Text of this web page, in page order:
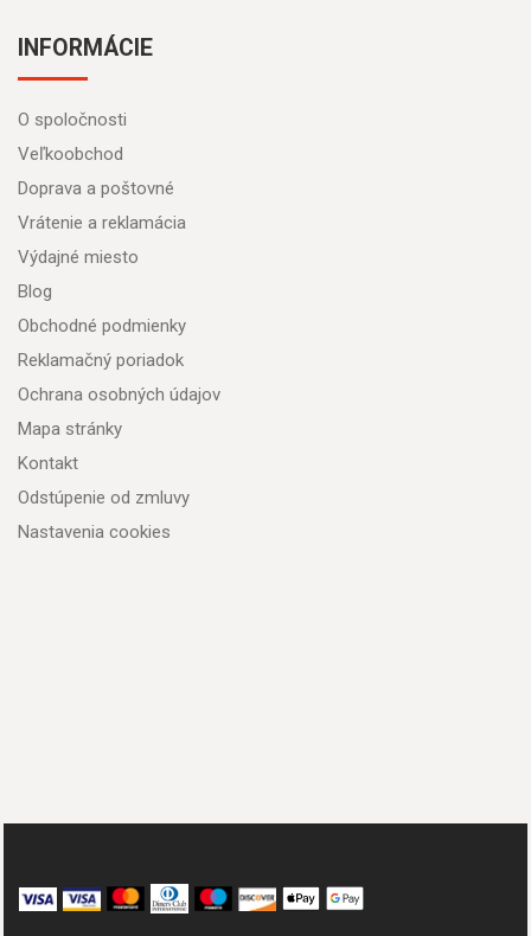
INFORMÁCIE
O spoločnosti
Veľkoobchod
Doprava a poštovné
Vrátenie a reklamácia
Výdajné miesto
Blog
Obchodné podmienky
Reklamačný poriadok
Ochrana osobných údajov
Mapa stránky
Kontakt
Odstúpenie od zmluvy
Nastavenia cookies